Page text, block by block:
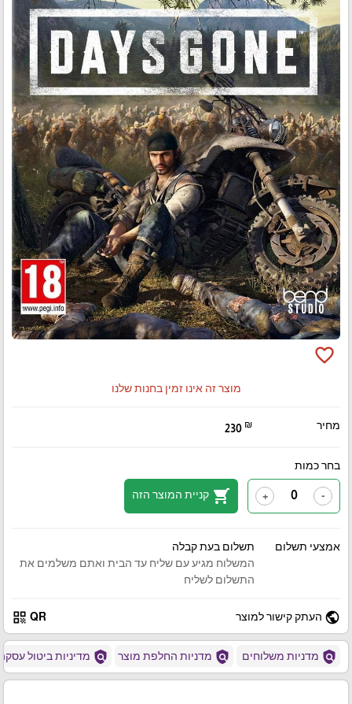
favorite_border
מוצר זה אינו זמין בחנות שלנו
מחיר 230 ₪
בחר כמות
-
+
shopping_cart קניית המוצר הזה
אמצעי תשלום
תשלום בעת קבלה
המשלוח מגיע עם שליח עד הבית ואתם משלמים את
התשלום לשליח
public העתק קישור למוצר QR
qr_code
policy מדניות משלוחים policy מדניות החלפת מוצר policy מדיניות ביטול